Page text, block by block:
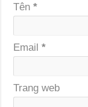
Tên*
Email*
Trang web